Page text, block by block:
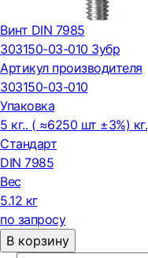
Винт DIN 7985
303150-03-010 Зубр
Артикул производителя
303150-03-010
Упаковка
5 кг.. ( ≈6250 шт ±3%) кг.
Стандарт
DIN 7985
Вес
5.12 кг
по запросу
В корзину